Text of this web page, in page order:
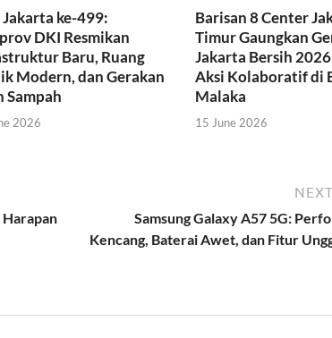
Jakarta ke-499:
DKI Resmikan
Baru, Ruang
Modern, dan Gerakan
Sampah
2026
Barisan 8 Center
Timur Gaungkan
Jakarta Bersih
Aksi Kolaboratif di
Malaka
15 June 2026
Harapan
Samsung Galaxy A57 5G:
Kencang, Baterai Awet, dan Fitur